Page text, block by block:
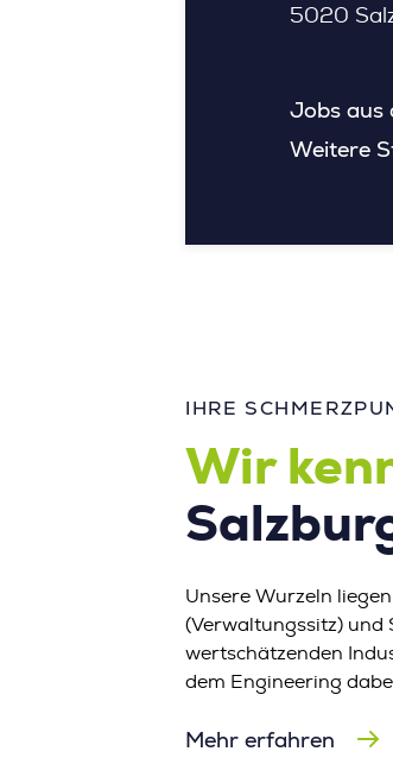
5020
Jobs aus
Weitere
IHRE
Wir
Unsere Wurzeln
(Verwaltungssitz) und
wertschätzenden
dem Engineering
Mehr erfahren